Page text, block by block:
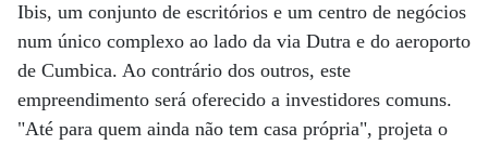
Ibis, um conjunto de escritórios e um centro de negócios
num único complexo ao lado da via Dutra e do aeroporto
de Cumbica. Ao contrário dos outros, este
empreendimento será oferecido a investidores comuns.
"Até para quem ainda não tem casa própria", projeta o